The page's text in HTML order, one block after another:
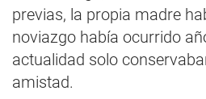
previas, la propia madre
noviazgo había ocurrido
actualidad solo
amistad.